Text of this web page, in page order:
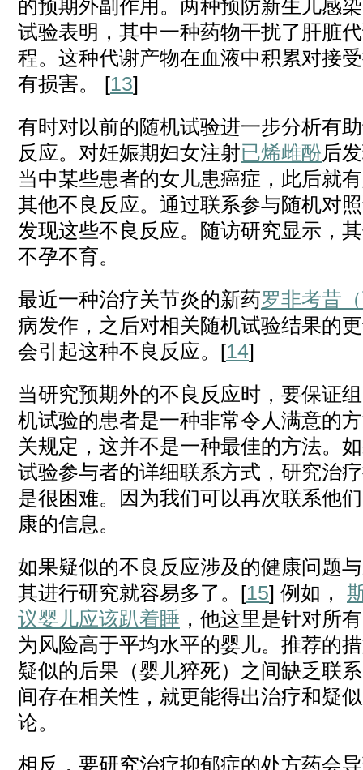
的预期外副作用。两种预防新生儿感
试验表明，其中一种药物干扰了肝脏
程。这种代谢产物在血液中积累对接
有损害。 [13]
有时对以前的随机试验进一步分析有
反应。对妊娠期妇女注射已烯雌酚后
当中某些患者的女儿患癌症，此后就
其他不良反应。通过联系参与随机对
发现这些不良反应。随访研究显示，
不孕不育。
最近一种治疗关节炎的新药罗非考昔
病发作，之后对相关随机试验结果的
会引起这种不良反应。[14]
当研究预期外的不良反应时，要保证
机试验的患者是一种非常令人满意的
关规定，这并不是一种最佳的方法。
试验参与者的详细联系方式，研究治
是很困难。因为我们可以再次联系他
康的信息。
如果疑似的不良反应涉及的健康问题
其进行研究就容易多了。[15] 例如，
议婴儿应该趴着睡 ，他这里是针对所
为风险高于平均水平的婴儿。推荐的
疑似的后果（婴儿猝死）之间缺乏联
间存在相关性，就更能得出治疗和疑
论。
相反，要研究治疗抑郁症的处方药会